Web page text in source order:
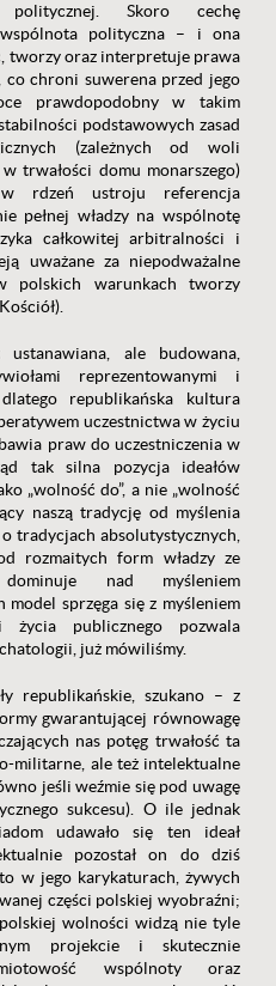
Skoro cechę
wspólnota polityczna – i ona
tworzy oraz interpretuje prawa
chroni suwerena przed jego
prawdopodobny w takim
podstawowych zasad
(zależnych od woli
trwałości domu monarszego)
w rdzeń ustroju referencja
pełnej władzy na wspólnotę
całkowitej arbitralności i
uważane za niepodważalne
polskich warunkach tworzy
ale budowana,
reprezentowanymi i
republikańska kultura
uczestnictwa w życiu
praw do uczestniczenia w
tak silna pozycja ideałów
„wolność do”, a nie „wolność
naszą tradycję od myślenia
tradycjach absolutystycznych,
rozmaitych form władzy ze
dominuje nad myśleniem
sprzęga się z myśleniem
życia publicznego pozwala
już mówiliśmy.
republikańskie, szukano – z
gwarantującej równowagę
nas potęg trwałość ta
militarne, ale też intelektualne
jeśli weźmie się pod uwagę
sukcesu). O ile jednak
udawało się ten ideał
pozostał on do dziś
w jego karykaturach, żywych
części polskiej wyobraźni;
wolności widzą nie tyle
projekcie i skutecznie
wspólnoty oraz